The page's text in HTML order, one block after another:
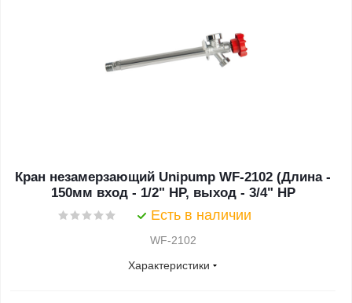
Кран незамерзающий Unipump WF-2102 (Длина -
150мм вход - 1/2" НР, выход - 3/4" НР
Есть в наличии
WF-2102
Характеристики